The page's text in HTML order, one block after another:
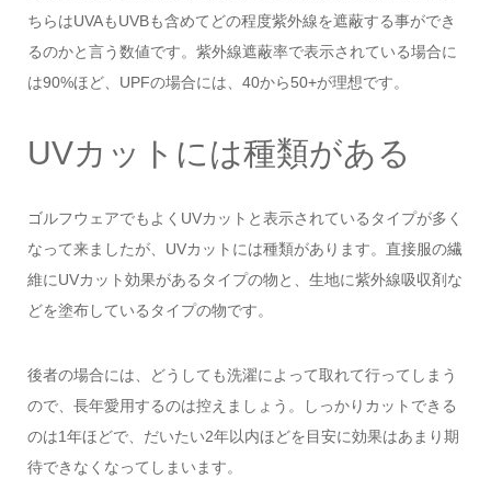
ちらはUVAもUVBも含めてどの程度紫外線を遮蔽する事ができ
るのかと言う数値です。紫外線遮蔽率で表示されている場合に
は90%ほど、UPFの場合には、40から50+が理想です。
UVカットには種類がある
ゴルフウェアでもよくUVカットと表示されているタイプが多く
なって来ましたが、UVカットには種類があります。直接服の繊
維にUVカット効果があるタイプの物と、生地に紫外線吸収剤な
どを塗布しているタイプの物です。
後者の場合には、どうしても洗濯によって取れて行ってしまう
ので、長年愛用するのは控えましょう。しっかりカットできる
のは1年ほどで、だいたい2年以内ほどを目安に効果はあまり期
待できなくなってしまいます。